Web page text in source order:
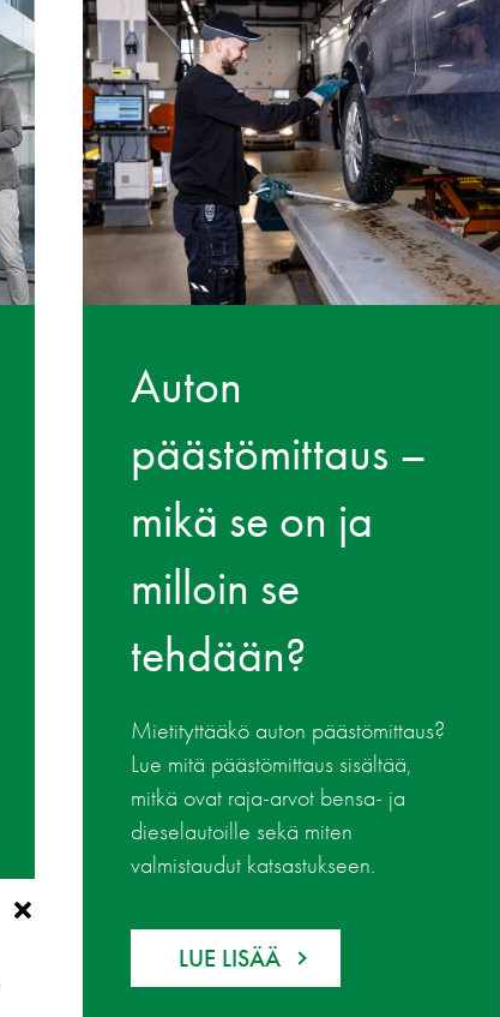
Auton
päästömittaus –
mikä se on ja
milloin se
tehdään?
Mietityttääkö auton päästömittaus?
Lue mitä päästömittaus sisältää,
mitkä ovat raja-arvot bensa- ja
dieselautoille sekä miten
valmistaudut katsastukseen.
LUE LISÄÄ